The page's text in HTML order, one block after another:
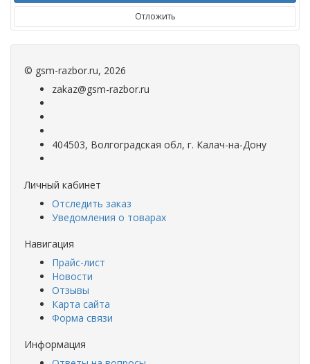
Отложить
© gsm-razbor.ru, 2026
zakaz@gsm-razbor.ru
404503, Волгоградская обл, г. Калач-на-Дону
Личный кабинет
Отследить заказ
Уведомления о товарах
Навигация
Прайс-лист
Новости
Отзывы
Карта сайта
Форма связи
Информация